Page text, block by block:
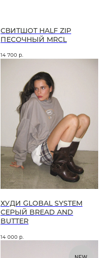
СВИТШОТ HALF ZIP
ПЕСОЧНЫЙ MRCL
14 700 р.
ХУДИ GLOBAL SYSTEM
СЕРЫЙ BREAD AND
BUTTER
14 000 р.